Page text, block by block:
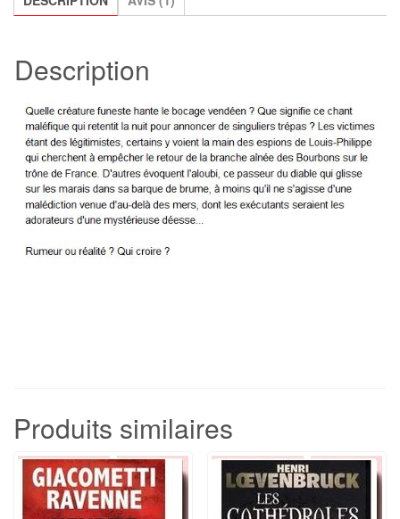
-
4
Eric
Fouassier
Description
Produits similaires